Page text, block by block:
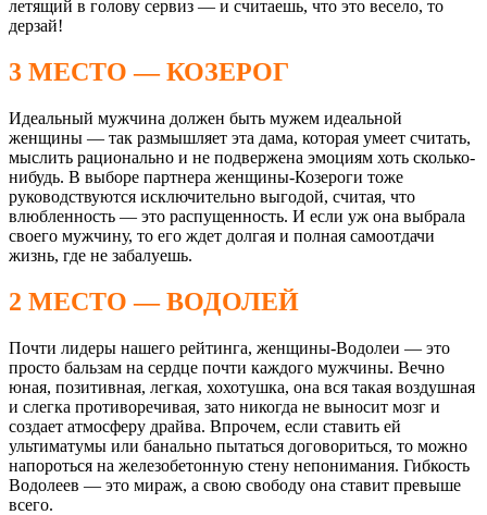
летящий в голову сервиз — и считаешь, что это весело, то
дерзай!
3 МЕСТО — КОЗЕРОГ
Идеальный мужчина должен быть мужем идеальной
женщины — так размышляет эта дама, которая умеет считать,
мыслить рационально и не подвержена эмоциям хоть сколько-
нибудь. В выборе партнера женщины-Козероги тоже
руководствуются исключительно выгодой, считая, что
влюбленность — это распущенность. И если уж она выбрала
своего мужчину, то его ждет долгая и полная самоотдачи
жизнь, где не забалуешь.
2 МЕСТО — ВОДОЛЕЙ
Почти лидеры нашего рейтинга, женщины-Водолеи — это
просто бальзам на сердце почти каждого мужчины. Вечно
юная, позитивная, легкая, хохотушка, она вся такая воздушная
и слегка противоречивая, зато никогда не выносит мозг и
создает атмосферу драйва. Впрочем, если ставить ей
ультиматумы или банально пытаться договориться, то можно
напороться на железобетонную стену непонимания. Гибкость
Водолеев — это мираж, а свою свободу она ставит превыше
всего.